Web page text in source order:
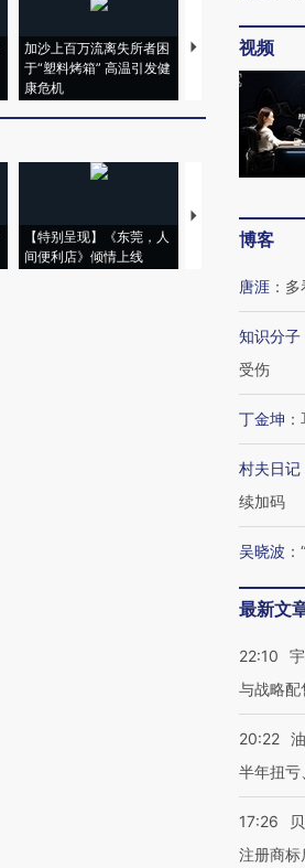
加沙上百万流离失所者困
于“塑料烤箱” 高温引发健
康危机
视线｜HYROX的吸
术：是什么让中
心“花钱找虐”？
【特别呈现】《东莞，人
间便利店》倾情上线
【推广】走进第四
会，让数智科技“链
视频
博客
唐涯 ： 多
知识分子
受伤
丁金坤 ：
村夫日记
续加码
吴晓波 ：
最新文
22:10
与战略配
20:22
半年扭
17:26
注册商标